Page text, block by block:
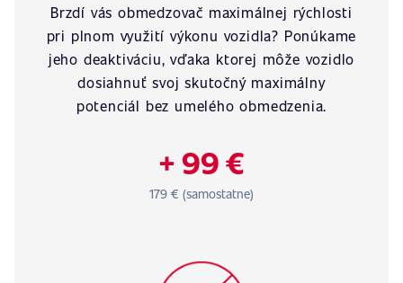
Brzdí vás obmedzovač maximálnej rýchlosti
pri plnom využití výkonu vozidla? Ponúkame
jeho deaktiváciu, vďaka ktorej môže vozidlo
dosiahnuť svoj skutočný maximálny
potenciál bez umelého obmedzenia.
+ 99 €
179 € (samostatne)